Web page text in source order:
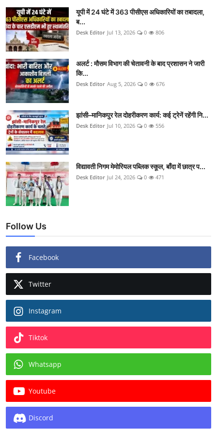
यूपी में 24 घंटे में 363 पीसीएस अधिकारियों का तबादला,
ब...
Desk Editor Jul 13, 2026 0 806
अलर्ट : मौसम विभाग की चेतावनी के बाद प्रशासन ने जारी
कि...
Desk Editor Aug 5, 2026 0 676
झांसी–मानिकपुर रेल दोहरीकरण कार्य: कई ट्रेनें रहेंगी नि...
Desk Editor Jul 10, 2026 0 556
विद्यावती निगम मेमोरियल पब्लिक स्कूल, बाँदा में छात्र प...
Desk Editor Jul 24, 2026 0 471
Follow Us
Facebook
Twitter
Instagram
Tiktok
Whatsapp
Youtube
Discord